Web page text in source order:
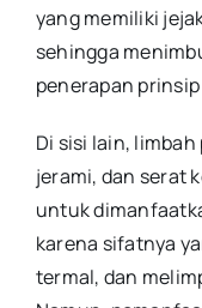
yang memiliki
sehingga
penerapan
Di sisi lain,
jerami, dan serat
untuk
karena sifatnya
termal, dan